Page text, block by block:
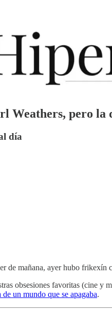
Weathers, pero
día
de mañana, ayer hubo frikexín
obsesiones favoritas (cine
un mundo que se apagaba.